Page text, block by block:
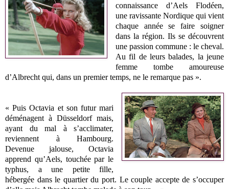
connaissance d’Aels Flodéen,
une ravissante Nordique qui vient
chaque année se faire soigner
dans la région. Ils se découvrent
une passion commune : le cheval.
Au fil de leurs balades, la jeune
femme tombe amoureuse
d’Albrecht qui, dans un premier temps, ne le remarque pas ».
« Puis Octavia et son futur mari
déménagent à Düsseldorf mais,
ayant du mal à s’acclimater,
reviennent à Hambourg.
Devenue jalouse, Octavia
apprend qu’Aels, touchée par le
typhus, a une petite fille,
hébergée dans le quartier du port. Le couple accepte de s’occuper